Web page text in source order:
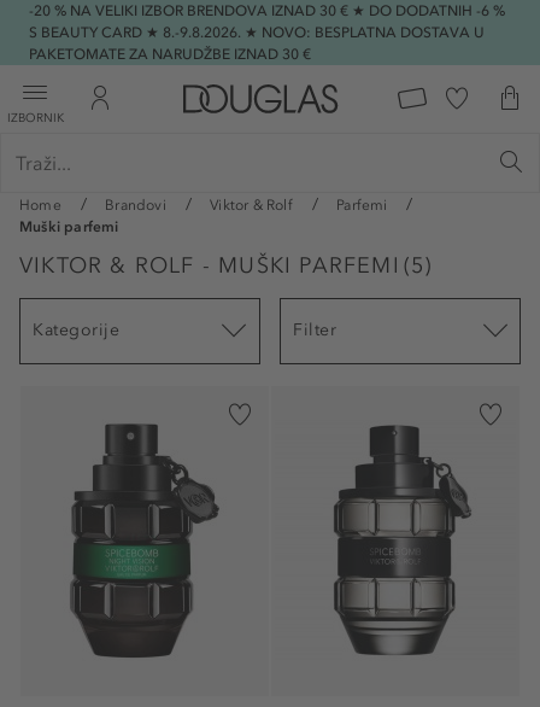
-20 % NA VELIKI IZBOR BRENDOVA IZNAD 30 € ★ DO DODATNIH -6 %
S BEAUTY CARD ★ 8.-9.8.2026. ★ NOVO: BESPLATNA DOSTAVA U
PAKETOMATE ZA NARUDŽBE IZNAD 30 €
IZBORNIK
Home Brandovi Viktor & Rolf
Parfemi
Muški parfemi
VIKTOR & ROLF - MUŠKI PARFEMI (5)
Kategorije Filter